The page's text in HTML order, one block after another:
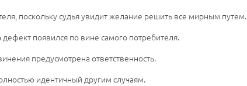
поскольку судья увидит желание решить все мирным путем.
появился по вине самого потребителя.
предусмотрена ответственность.
идентичный другим случаям.